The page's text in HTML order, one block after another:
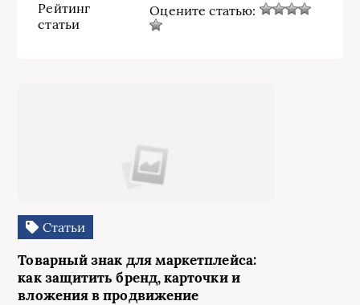
Рейтинг
статьи
Оцените статью:
Статьи
Товарный знак для маркетплейса:
как защитить бренд, карточки и
вложения в продвижение